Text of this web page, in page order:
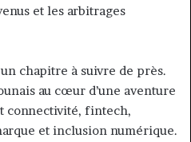
et les arbitrages
chapitre à suivre de près.
au cœur d’une aventure
connectivité, fintech,
et inclusion numérique.